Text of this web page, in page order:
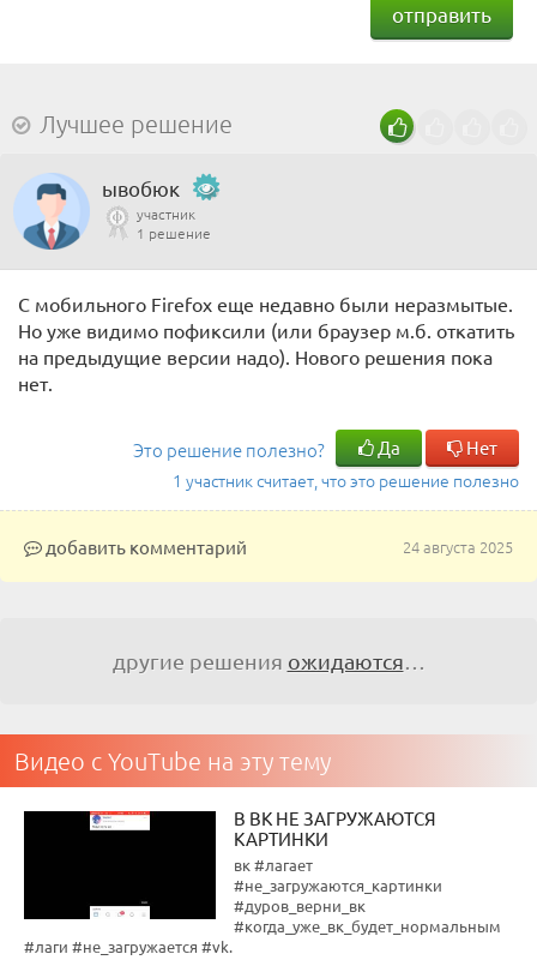
отправить
Лучшее решение
ывобюк
участник
1 решение
С мобильного Firefox еще недавно были неразмытые.
Но уже видимо пофиксили (или браузер м.б. откатить
на предыдущие версии надо). Нового решения пока
нет.
Это решение полезно? Да Нет
1 участник считает, что это решение полезно
24 августа 2025
добавить комментарий
другие решения ожидаются
Видео с YouTube на эту тему
В ВК НЕ ЗАГРУЖАЮТСЯ
КАРТИНКИ
вк #лагает
#не_загружаются_картинки
#дуров_верни_вк
#когда_уже_вк_будет_нормальным
#лаги #не_загружается #vk.